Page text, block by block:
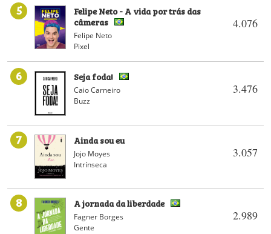
5
4.076
Felipe Neto - A vida por trás das
câmeras
Felipe Neto
Pixel
6
3.476
Seja foda!
Caio Carneiro
Buzz
7
3.057
Ainda sou eu
Jojo Moyes
Intrínseca
8
2.989
A jornada da liberdade
Fagner Borges
Gente